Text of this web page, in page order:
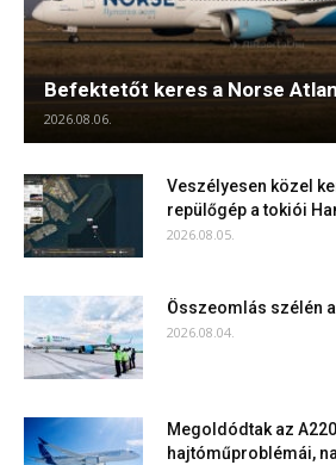
Befektetőt keres a Norse
2026.08.06.
Veszélyesen közel
repülőgép a tokiói
2026.08.05.
Összeomlás szélén
2026.08.04.
Megoldódtak az
hajtóműproblémái,